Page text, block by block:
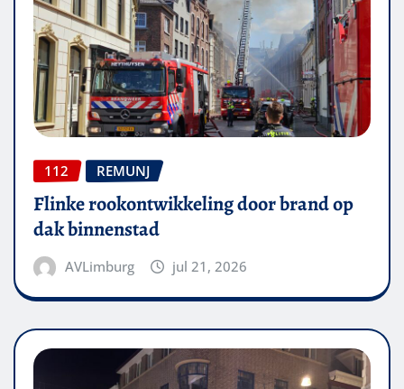
112 REMUNJ
Flinke rookontwikkeling door brand op
dak binnenstad
AVLimburg jul 21, 2026